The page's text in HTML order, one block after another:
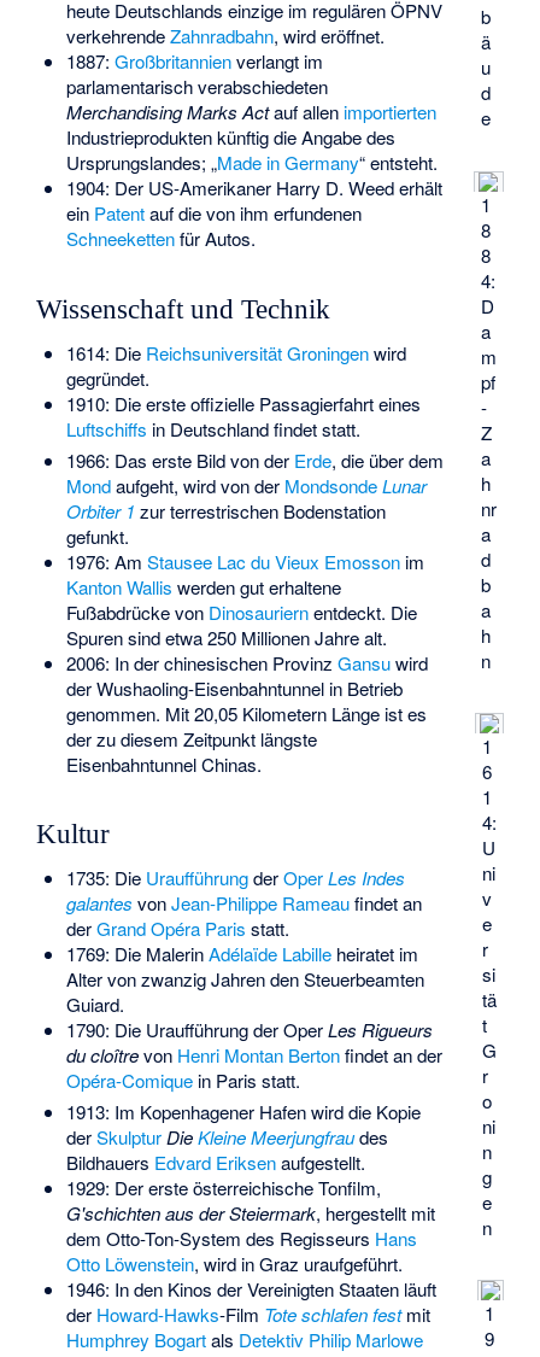
b
ä
u
d
e
1
8
8
4:
D
a
m
pf
-
Z
a
h
nr
a
d
b
a
h
n
heute Deutschlands einzige im regulären ÖPNV
verkehrendeZahnradbahn, wird eröffnet.
1887: Großbritannienverlangt im
parlamentarisch verabschiedeten
Merchandising Marks Actauf allen importierten
Industrieprodukten künftig die Angabe des
Ursprungslandes; „Made in Germany“ entsteht.
1904: Der US-Amerikaner Harry D. Weed erhält
ein Patentauf die von ihm erfundenen
Schneekettenfür Autos.
Wissenschaft und Technik
1
6
1
4:
U
ni
v
e
r
si
tä
t
G
r
o
ni
n
g
e
n
1614: Die Reichsuniversität Groningenwird
gegründet.
1910: Die erste offizielle Passagierfahrt eines
Luftschiffs in Deutschland findet statt.
1
9
1966: Das erste Bild von der Erde, die über dem
Mondaufgeht, wird von der Mondsonde Lunar
Orbiter 1 zur terrestrischen Bodenstation
gefunkt.
1976: Am Stausee Lac du Vieux Emossonim
Kanton Wallis werden gut erhaltene
Fußabdrücke von Dinosauriernentdeckt. Die
Spuren sind etwa 250 Millionen Jahre alt.
2006: In der chinesischen Provinz Gansuwird
derWushaoling-Eisenbahntunnelin Betrieb
genommen. Mit 20,05 Kilometern Länge ist es
der zu diesem Zeitpunkt längste
Eisenbahntunnel Chinas.
Kultur
1735: Die UraufführungderOper Les Indes
galantes vonJean-Philippe Rameaufindet an
derGrand Opéra Paris statt.
1769: Die MalerinAdélaïde Labilleheiratet im
Alter von zwanzig Jahren den Steuerbeamten
Guiard.
1790: Die Uraufführung der OperLes Rigueurs
du cloîtrevon Henri Montan Bertonfindet an der
Opéra-Comiquein Paris statt.
1913: Im Kopenhagener Hafen wird die Kopie
derSkulptur DieKleine Meerjungfraudes
Bildhauers Edvard Eriksenaufgestellt.
1929: Der erste österreichische Tonfilm,
G'schichten aus der Steiermark, hergestellt mit
dem Otto-Ton-System des Regisseurs Hans
Otto Löwenstein, wird in Graz uraufgeführt.
1946: In den Kinos der Vereinigten Staaten läuft
der Howard-Hawks-Film Tote schlafen festmit
Humphrey Bogartals Detektiv Philip Marlowe